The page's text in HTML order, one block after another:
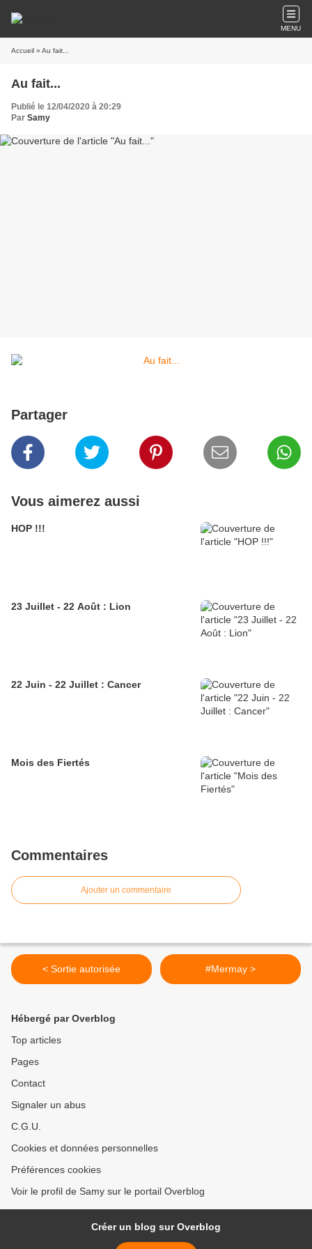
MENU
Accueil » Au fait...
Au fait...
Publié le 12/04/2020 à 20:29
Par Samy
Partager
Vous aimerez aussi
HOP !!!
23 Juillet - 22 Août : Lion
22 Juin - 22 Juillet : Cancer
Mois des Fiertés
Commentaires
Ajouter un commentaire
< Sortie autorisée #Mermay >
Hébergé par Overblog
Top articles
Pages
Contact
Signaler un abus
C.G.U.
Cookies et données personnelles
Préférences cookies
Voir le profil de Samy sur le portail Overblog
Créer un blog sur Overblog